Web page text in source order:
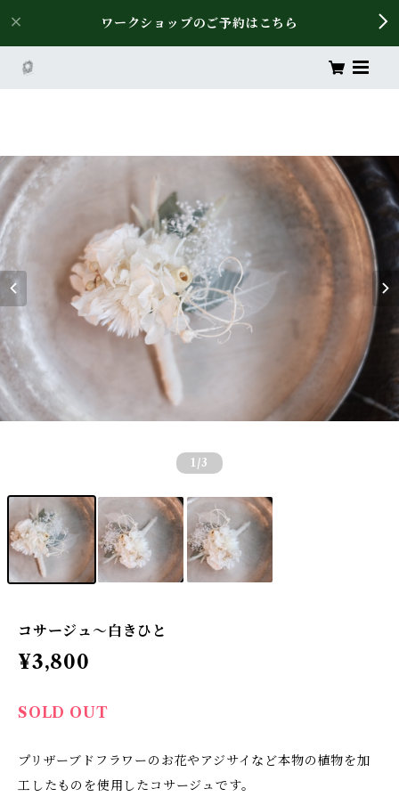
ワークショップのご予約はこちら
1 /3
コサージュ〜白きひと
¥3,800
SOLD OUT
プリザーブドフラワーのお花やアジサイなど本物の植物を加
工したものを使用したコサージュです。